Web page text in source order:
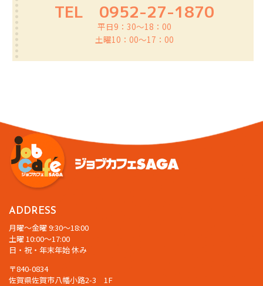
TEL 0952-27-1870
平日9：30～18：00
土曜10：00～17：00
ADDRESS
月曜～金曜 9:30～18:00
土曜 10:00～17:00
日・祝・年末年始 休み
〒840-0834
佐賀県佐賀市八幡小路2-3 1F